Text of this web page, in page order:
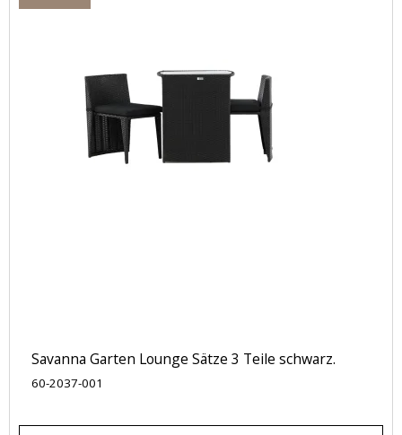
Savanna Garten Lounge Sätze 3 Teile schwarz.
60-2037-001